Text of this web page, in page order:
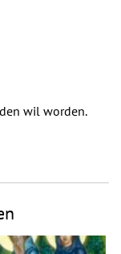
wil worden.